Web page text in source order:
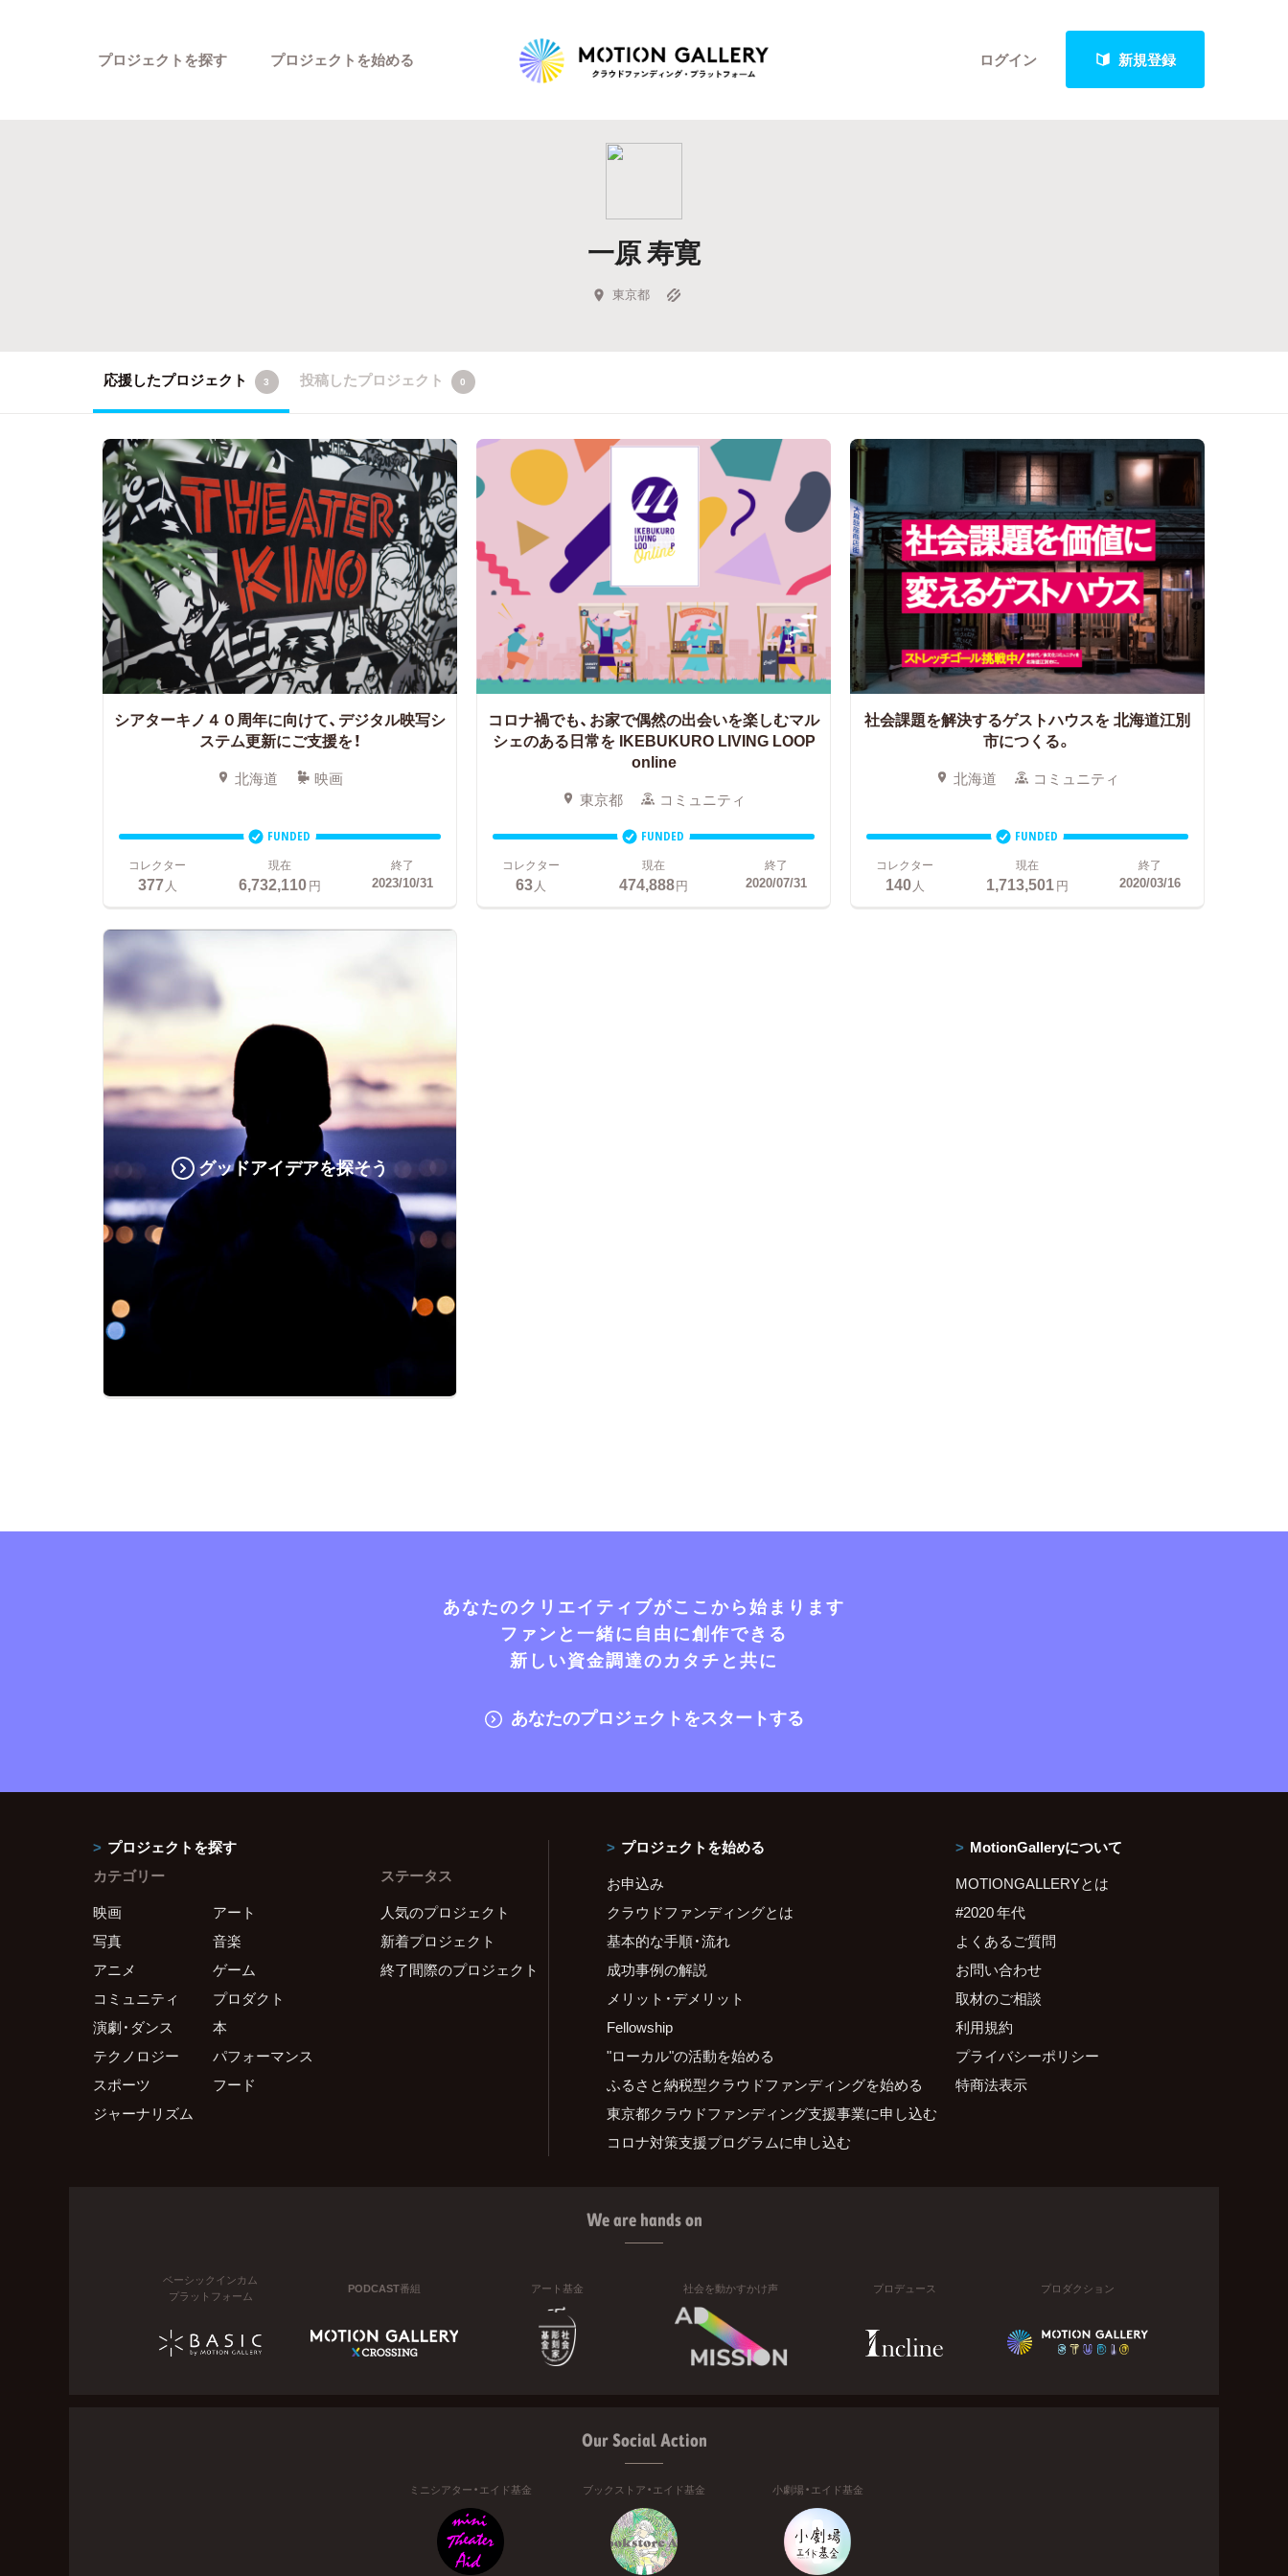
ログイン 新規登録
プロジェクトを探す
Highlight
Feature
キュレーターから探す
プロジェクトを始める
一原 寿寛
東京都
応援したプロジェクト 3 投稿したプロジェクト 0
シアターキノ４０周年に向けて、デジタル映写シ
ステム更新にご支援を！
北海道 映画
FUNDED
コレクター
377人
現在
6,732,110円
終了
2023/10/31
コロナ禍でも、お家で偶然の出会いを楽しむマル
シェのある日常をIKEBUKURO LIVING LOOP
online
東京都 コミュニティ
FUNDED
コレクター
63人
現在
474,888円
終了
2020/07/31
社会課題を解決するゲストハウスを北海道江別
市につくる。
北海道 コミュニティ
FUNDED
コレクター
140人
現在
1,713,501円
終了
2020/03/16
グッドアイデアを探そう
あなたのクリエイティブがここから始まります
ファンと一緒に自由に創作できる
新しい資金調達のカタチと共に
あなたのプロジェクトをスタートする
プロジェクトを探す
カテゴリー
映画
アート
写真
音楽
アニメ
ゲーム
コミュニティ
プロダクト
演劇・ダンス
本
テクノロジー
パフォーマンス
スポーツ
フード
ジャーナリズム
ステータス
人気のプロジェクト
新着プロジェクト
終了間際のプロジェクト
プロジェクトを始める
お申込み
クラウドファンディングとは
基本的な手順・流れ
成功事例の解説
メリット・デメリット
Fellowship
"ローカル"の活動を始める
ふるさと納税型クラウドファンディングを始める
東京都クラウドファンディング支援事業に申し込む
コロナ対策支援プログラムに申し込む
MotionGalleryについて
MOTIONGALLERYとは
#2020 年代
よくあるご質問
お問い合わせ
取材のご相談
利用規約
プライバシーポリシー
特商法表示
We are hands on
ベーシックインカム
プラットフォーム
PODCAST番組 アート基金 社会を動かすかけ声 プロデュース プロダクション
Our Social Action
ミニシアター・エイド基金 ブックストア・エイド基金 小劇場・エイド基金